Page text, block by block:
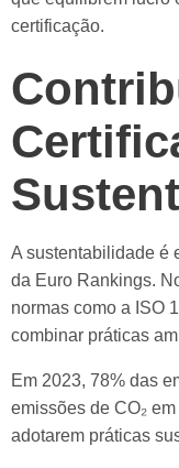
certificação.
A sustentabilidade é
da Euro Rankings.
normas como a ISO
combinar práticas
Em 2023, 78% das
emissões de CO₂
adotarem práticas